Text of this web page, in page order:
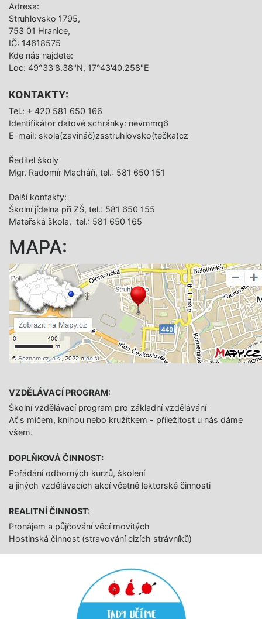
Adresa:
Struhlovsko 1795,
753 01 Hranice,
IČ: 14618575
Kde nás najdete:
Loc: 49°33'8.38"N, 17°43'40.258"E
KONTAKTY:
Tel.: + 420 581 650 166
Identifikátor datové schránky: nevmmq6
E-mail: skola(zavináč)zsstruhlovsko(tečka)cz
Ředitel školy
Mgr. Radomír Macháň, tel.: 581 650 151
Další­ kontakty:
Školní jídelna při ZŠ, tel.: 581 650 155
Mateřská škola, tel.: 581 650 165
MAPA:
VZDĚLÁVACÍ PROGRAM:
Školní vzdělávací program pro základní vzdělávání
Ať s míčem, knihou nebo kružítkem - příležitost u nás dáme
všem.
DOPLŇKOVÁ ČINNOST:
Pořádání odborných kurzů, školení
a jiných vzdělávacích akcí včetně lektorské činnosti
REALITNÍ ČINNOST:
Pronájem a půjčování věcí movitých
Hostinská činnost (stravování cizích strávníků)